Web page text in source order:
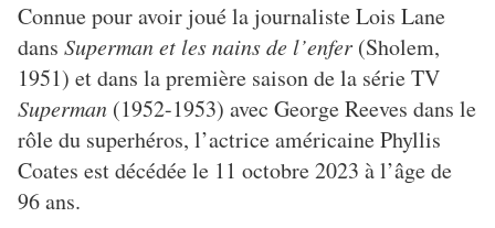
Connue pour avoir joué la journaliste Lois Lane
dans Superman et les nains de l’enfer (Sholem,
1951) et dans la première saison de la série TV
Superman (1952-1953) avec George Reeves dans le
rôle du superhéros, l’actrice américaine Phyllis
Coates est décédée le 11 octobre 2023 à l’âge de
96 ans.